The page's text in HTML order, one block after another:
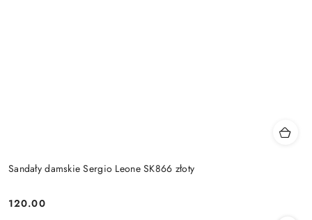
Sandały damskie Sergio Leone SK866 złoty
Cena:
120.00